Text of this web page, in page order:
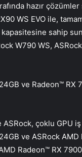
hazır
WS EVO ile,
sahip
W790 WS,
ve Radeon™
ASRock, çoklu
ve ASRock
Radeon™ RX